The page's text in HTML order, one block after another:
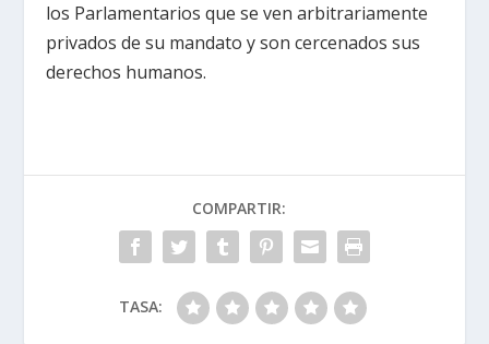
los Parlamentarios que se ven arbitrariamente
privados de su mandato y son cercenados sus
derechos humanos.
COMPARTIR:
TASA: